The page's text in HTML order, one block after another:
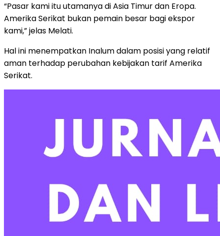
“Pasar kami itu utamanya di Asia Timur dan Eropa.
Amerika Serikat bukan pemain besar bagi ekspor
kami,” jelas Melati.
Hal ini menempatkan Inalum dalam posisi yang relatif
aman terhadap perubahan kebijakan tarif Amerika
Serikat.